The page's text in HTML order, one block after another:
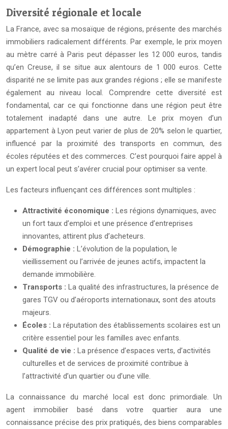
Diversité régionale et locale
La France, avec sa mosaïque de régions, présente des marchés
immobiliers radicalement différents. Par exemple, le prix moyen
au mètre carré à Paris peut dépasser les 12 000 euros, tandis
qu’en Creuse, il se situe aux alentours de 1 000 euros. Cette
disparité ne se limite pas aux grandes régions ; elle se manifeste
également au niveau local. Comprendre cette diversité est
fondamental, car ce qui fonctionne dans une région peut être
totalement inadapté dans une autre. Le prix moyen d’un
appartement à Lyon peut varier de plus de 20% selon le quartier,
influencé par la proximité des transports en commun, des
écoles réputées et des commerces. C’est pourquoi faire appel à
un expert local peut s’avérer crucial pour optimiser sa vente.
Les facteurs influençant ces différences sont multiples :
Attractivité économique : Les régions dynamiques, avec
un fort taux d’emploi et une présence d’entreprises
innovantes, attirent plus d’acheteurs.
Démographie : L’évolution de la population, le
vieillissement ou l’arrivée de jeunes actifs, impactent la
demande immobilière.
Transports : La qualité des infrastructures, la présence de
gares TGV ou d’aéroports internationaux, sont des atouts
majeurs.
Écoles : La réputation des établissements scolaires est un
critère essentiel pour les familles avec enfants.
Qualité de vie : La présence d’espaces verts, d’activités
culturelles et de services de proximité contribue à
l’attractivité d’un quartier ou d’une ville.
La connaissance du marché local est donc primordiale. Un
agent immobilier basé dans votre quartier aura une
connaissance précise des prix pratiqués, des biens comparables